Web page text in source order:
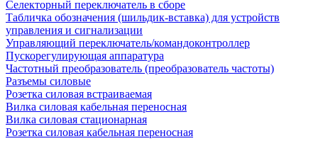
Селекторный переключатель в сборе
Табличка обозначения (шильдик-вставка) для устройств
управления и сигнализации
Управляющий переключатель/командоконтроллер
Пускорегулирующая аппаратура
Частотный преобразователь (преобразователь частоты)
Разъемы силовые
Розетка силовая встраиваемая
Вилка силовая кабельная переносная
Вилка силовая стационарная
Розетка силовая кабельная переносная